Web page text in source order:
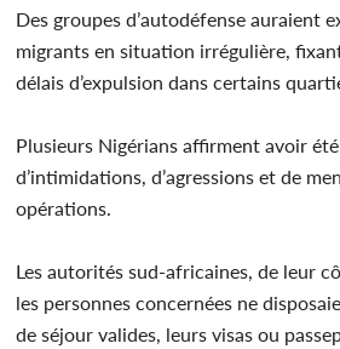
Des groupes d’autodéfense auraient
migrants en situation irrégulière,
délais d’expulsion dans certains
Plusieurs Nigérians affirment avoir
d’intimidations, d’agressions et de
opérations.
Les autorités sud-africaines, de leur
les personnes concernées ne
de séjour valides, leurs visas ou